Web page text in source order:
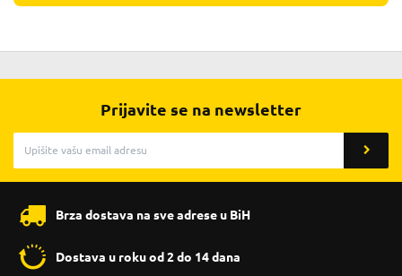
Prijavite se na newsletter
Brza dostava na sve adrese u BiH
Dostava u roku od 2 do 14 dana